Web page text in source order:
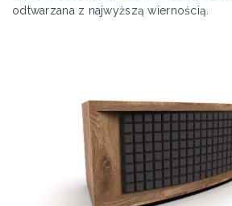
odtwarzana z najwyższą wiernością.